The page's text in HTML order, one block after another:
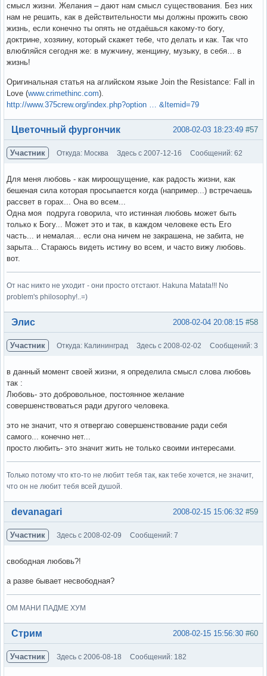
смысл жизни. Желания – дают нам смысл существования. Без них
нам не решить, как в действительности мы должны прожить свою
жизнь, если конечно ты опять не отдаёшься какому-то богу,
доктрине, хозяину, который скажет тебе, что делать и как. Так что
влюбляйся сегодня же: в мужчину, женщину, музыку, в себя… в
жизнь!
Оригинальная статья на аглийском языке Join the Resistance: Fall in
Love (www.crimethinc.com).
http://www.375crew.org/index.php?option … &Itemid=79
Вне форума #57
2008-02-03 18:23:49
Цветочный фургончик
Участник Откуда: Москва Здесь с 2007-12-16 Сообщений: 62
Для меня любовь - как мироощущение, как радость жизни, как
бешеная сила которая просыпается когда (например...) встречаешь
рассвет в горах... Она во всем...
Одна моя подруга говорила, что истинная любовь может быть
только к Богу... Может это и так, в каждом человеке есть Его
часть... и немалая... если она ничем не закрашена, не забита, не
зарыта... Стараюсь видеть истину во всем, и часто вижу любовь.
вот.
От нас никто не уходит - они просто отстают. Hakuna Matata!!! No
problem's philosophy!..=)
Вне форума #58
2008-02-04 20:08:15
Элис
Участник Откуда: Калининград Здесь с 2008-02-02 Сообщений: 3
в данный момент своей жизни, я определила смысл слова любовь
так :
Любовь- это добровольное, постоянное желание
совершенствоваться ради другого человека.
это не значит, что я отвергаю совершенствование ради себя
самого... конечно нет...
просто любить- это значит жить не только своими интересами.
Только потому что кто-то не любит тебя так, как тебе хочется, не значит,
что он не любит тебя всей душой.
Вне форума #59
2008-02-15 15:06:32
devanagari
Участник Здесь с 2008-02-09 Сообщений: 7
свободная любовь?!
а разве бывает несвободная?
ОМ МАНИ ПАДМЕ ХУМ
Вне форума #60
2008-02-15 15:56:30
Стрим
Участник Здесь с 2006-08-18 Сообщений: 182